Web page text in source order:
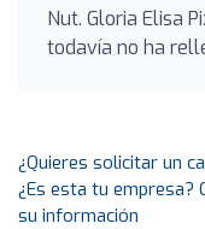
Nut. Gloria Elisa
todavía no ha
¿Quieres solicitar un
¿Es esta tu empresa?
su información